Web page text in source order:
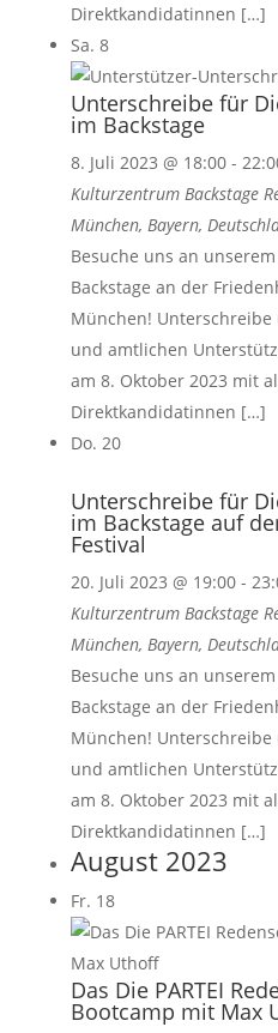
Direktkandidatinnen […]
Sa. 8
Unterschreibe für
im Backstage
8. Juli 2023 @ 18:00-
Kulturzentrum Backstage
München, Bayern,
Besuche uns an
Backstage an der
München!
und amtlichen
am 8. Oktober 2023 mit
Direktkandidatinnen […]
Do. 20
Unterschreibe für
im Backstage auf
Festival
20. Juli 2023 @ 19:00-
Kulturzentrum Backstage
München, Bayern,
Besuche uns an
Backstage an der
München!
und amtlichen
am 8. Oktober 2023 mit
Direktkandidatinnen […]
August 2023
Fr. 18
Das Die PARTEI
Bootcamp mit Max